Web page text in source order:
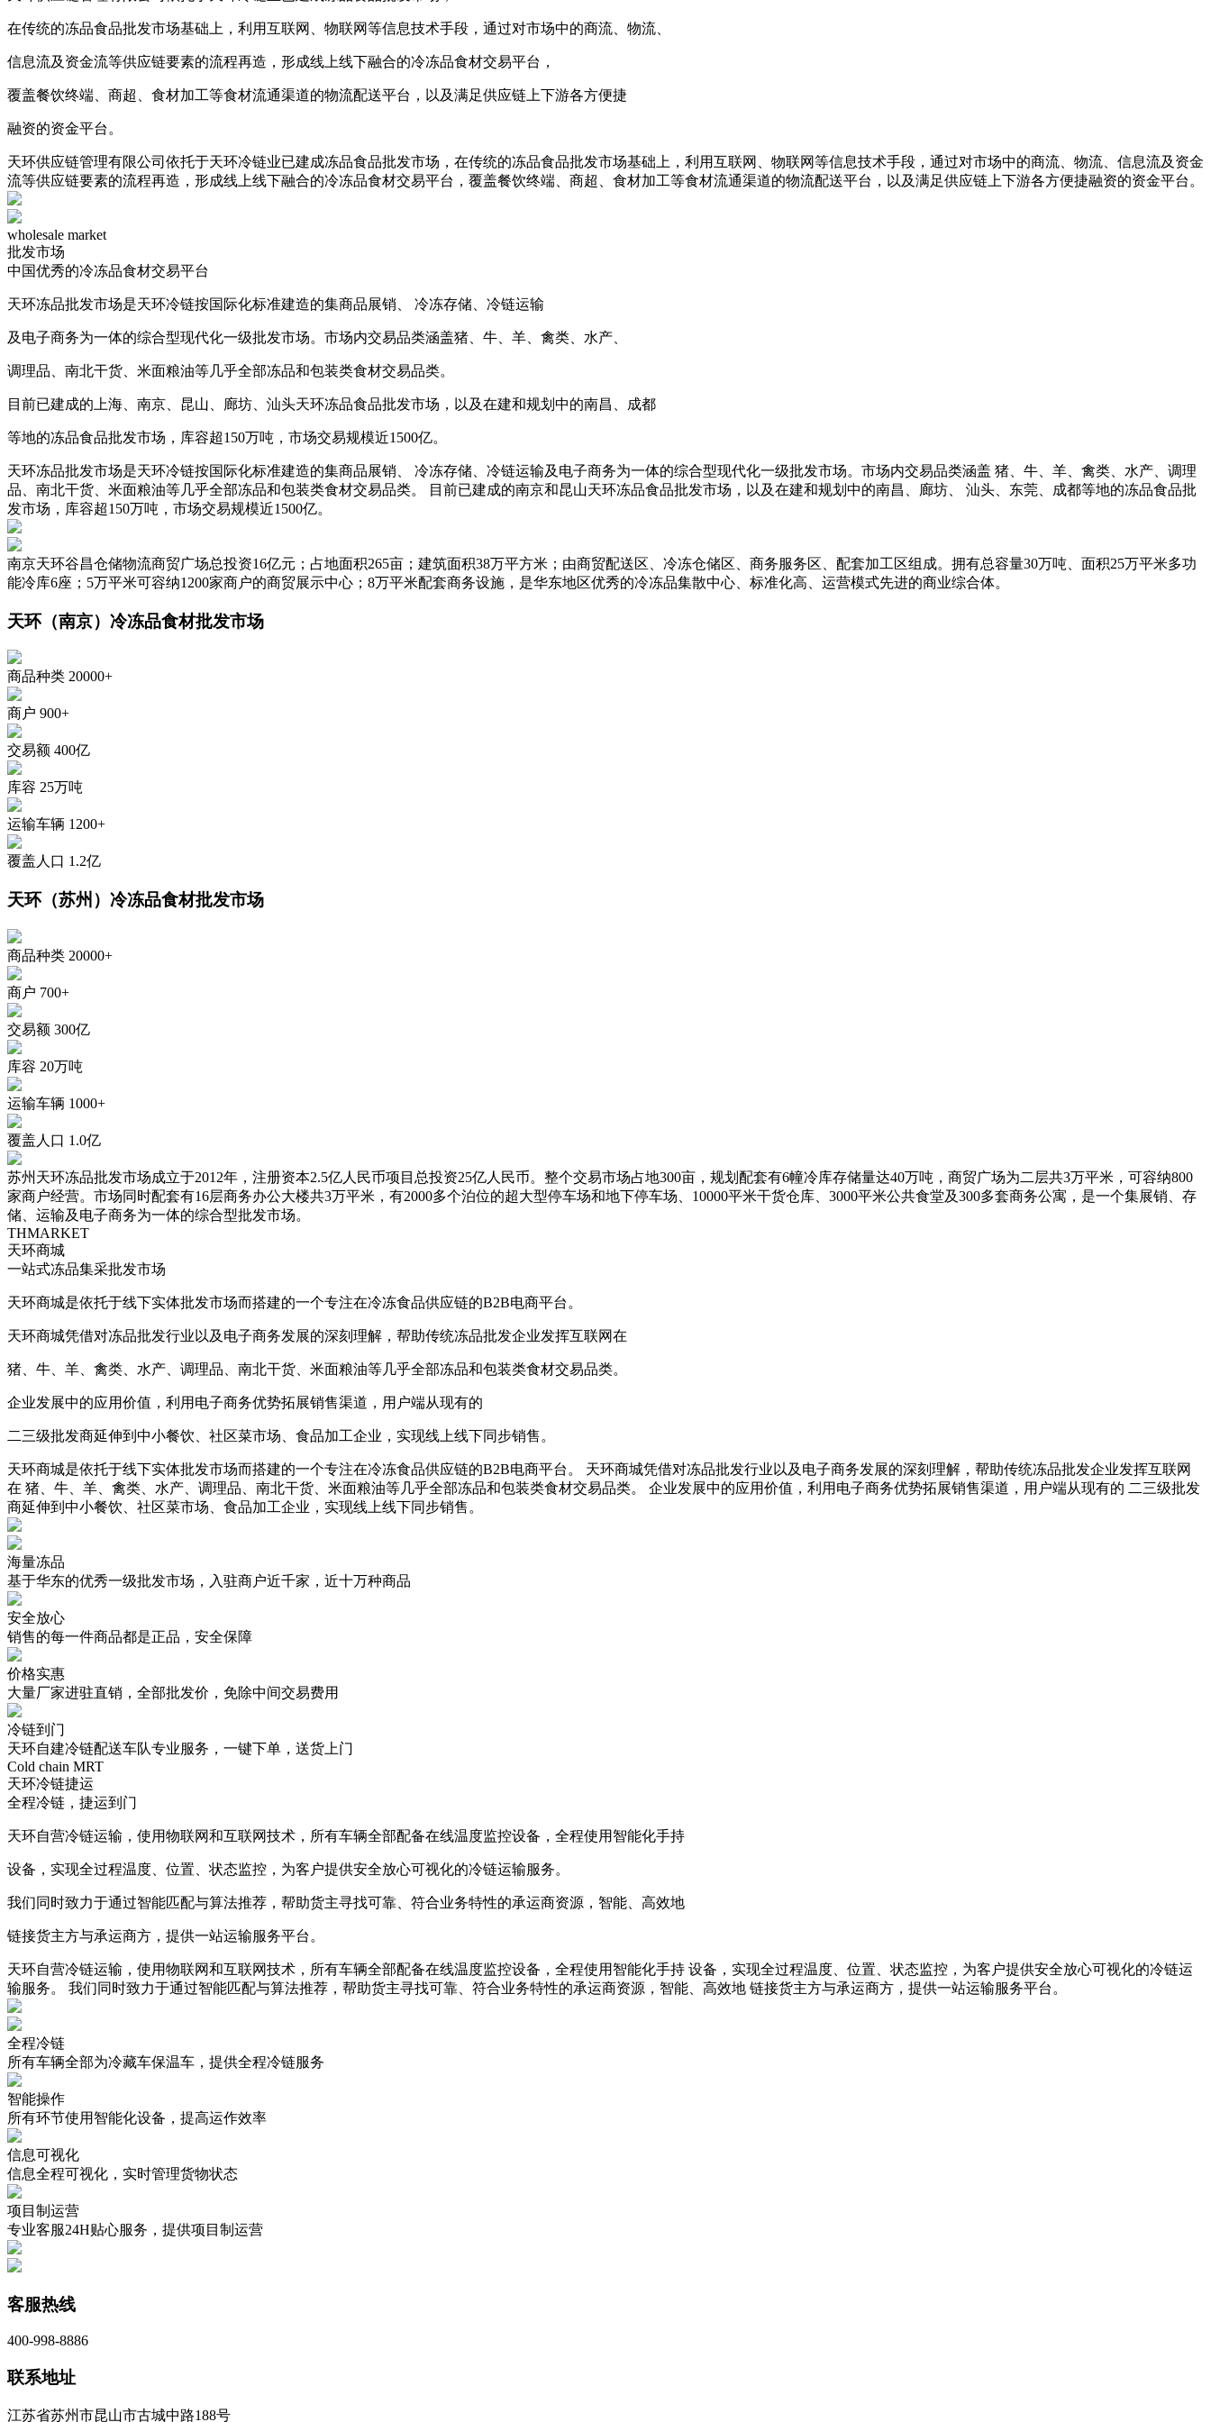
在传统的冻品食品批发市场基础上，利用互联网、物联网等信息技术手段，通过对市场中的商流、物流、
信息流及资金流等供应链要素的流程再造，形成线上线下融合的冷冻品食材交易平台，
覆盖餐饮终端、商超、食材加工等食材流通渠道的物流配送平台，以及满足供应链上下游各方便捷
融资的资金平台。
天环供应链管理有限公司依托于天环冷链业已建成冻品食品批发市场，在传统的冻品食品批发市场基础上，利用互联网、物联网等信息技术手段，通过对市场中的商流、物流、信息流及资金
流等供应链要素的流程再造，形成线上线下融合的冷冻品食材交易平台，覆盖餐饮终端、商超、食材加工等食材流通渠道的物流配送平台，以及满足供应链上下游各方便捷融资的资金平台。
wholesale market
批发市场
中国优秀的冷冻品食材交易平台
天环冻品批发市场是天环冷链按国际化标准建造的集商品展销、 冷冻存储、冷链运输
及电子商务为一体的综合型现代化一级批发市场。市场内交易品类涵盖猪、牛、羊、禽类、水产、
调理品、南北干货、米面粮油等几乎全部冻品和包装类食材交易品类。
目前已建成的上海、南京、昆山、廊坊、汕头天环冻品食品批发市场，以及在建和规划中的南昌、成都
等地的冻品食品批发市场，库容超150万吨，市场交易规模近1500亿。
天环冻品批发市场是天环冷链按国际化标准建造的集商品展销、 冷冻存储、冷链运输及电子商务为一体的综合型现代化一级批发市场。市场内交易品类涵盖 猪、牛、羊、禽类、水产、调理
品、南北干货、米面粮油等几乎全部冻品和包装类食材交易品类。 目前已建成的南京和昆山天环冻品食品批发市场，以及在建和规划中的南昌、廊坊、 汕头、东莞、成都等地的冻品食品批
发市场，库容超150万吨，市场交易规模近1500亿。
南京天环谷昌仓储物流商贸广场总投资16亿元；占地面积265亩；建筑面积38万平方米；由商贸配送区、冷冻仓储区、商务服务区、配套加工区组成。拥有总容量30万吨、面积25万平米多功
能冷库6座；5万平米可容纳1200家商户的商贸展示中心；8万平米配套商务设施，是华东地区优秀的冷冻品集散中心、标准化高、运营模式先进的商业综合体。
天环（南京）冷冻品食材批发市场
商品种类 20000+
商户 900+
交易额 400亿
库容 25万吨
运输车辆 1200+
覆盖人口 1.2亿
天环（苏州）冷冻品食材批发市场
商品种类 20000+
商户 700+
交易额 300亿
库容 20万吨
运输车辆 1000+
覆盖人口 1.0亿
苏州天环冻品批发市场成立于2012年，注册资本2.5亿人民币项目总投资25亿人民币。整个交易市场占地300亩，规划配套有6幢冷库存储量达40万吨，商贸广场为二层共3万平米，可容纳800
家商户经营。市场同时配套有16层商务办公大楼共3万平米，有2000多个泊位的超大型停车场和地下停车场、10000平米干货仓库、3000平米公共食堂及300多套商务公寓，是一个集展销、存
储、运输及电子商务为一体的综合型批发市场。
THMARKET
天环商城
一站式冻品集采批发市场
天环商城是依托于线下实体批发市场而搭建的一个专注在冷冻食品供应链的B2B电商平台。
天环商城凭借对冻品批发行业以及电子商务发展的深刻理解，帮助传统冻品批发企业发挥互联网在
猪、牛、羊、禽类、水产、调理品、南北干货、米面粮油等几乎全部冻品和包装类食材交易品类。
企业发展中的应用价值，利用电子商务优势拓展销售渠道，用户端从现有的
二三级批发商延伸到中小餐饮、社区菜市场、食品加工企业，实现线上线下同步销售。
天环商城是依托于线下实体批发市场而搭建的一个专注在冷冻食品供应链的B2B电商平台。 天环商城凭借对冻品批发行业以及电子商务发展的深刻理解，帮助传统冻品批发企业发挥互联网
在 猪、牛、羊、禽类、水产、调理品、南北干货、米面粮油等几乎全部冻品和包装类食材交易品类。 企业发展中的应用价值，利用电子商务优势拓展销售渠道，用户端从现有的 二三级批发
商延伸到中小餐饮、社区菜市场、食品加工企业，实现线上线下同步销售。
海量冻品
基于华东的优秀一级批发市场，入驻商户近千家，近十万种商品
安全放心
销售的每一件商品都是正品，安全保障
价格实惠
大量厂家进驻直销，全部批发价，免除中间交易费用
冷链到门
天环自建冷链配送车队专业服务，一键下单，送货上门
Cold chain MRT
天环冷链捷运
全程冷链，捷运到门
天环自营冷链运输，使用物联网和互联网技术，所有车辆全部配备在线温度监控设备，全程使用智能化手持
设备，实现全过程温度、位置、状态监控，为客户提供安全放心可视化的冷链运输服务。
我们同时致力于通过智能匹配与算法推荐，帮助货主寻找可靠、符合业务特性的承运商资源，智能、高效地
链接货主方与承运商方，提供一站运输服务平台。
天环自营冷链运输，使用物联网和互联网技术，所有车辆全部配备在线温度监控设备，全程使用智能化手持 设备，实现全过程温度、位置、状态监控，为客户提供安全放心可视化的冷链运
输服务。 我们同时致力于通过智能匹配与算法推荐，帮助货主寻找可靠、符合业务特性的承运商资源，智能、高效地 链接货主方与承运商方，提供一站运输服务平台。
全程冷链
所有车辆全部为冷藏车保温车，提供全程冷链服务
智能操作
所有环节使用智能化设备，提高运作效率
信息可视化
信息全程可视化，实时管理货物状态
项目制运营
专业客服24H贴心服务，提供项目制运营
客服热线
400-998-8886
联系地址
江苏省苏州市昆山市古城中路188号